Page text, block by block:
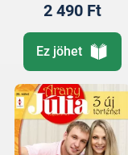
2 490 Ft
Ez jöhet